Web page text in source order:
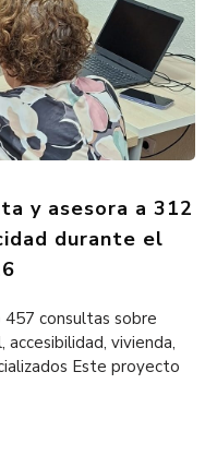
y asesora a 312
durante el
457 consultas sobre
vivienda,
Este proyecto